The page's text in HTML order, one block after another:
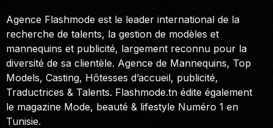
Agence Flashmode est le leader international de la
recherche de talents, la gestion de modèles et
mannequins et publicité, largement reconnu pour la
diversité de sa clientèle. Agence de Mannequins, Top
Models, Casting, Hôtesses d’accueil, publicité,
Traductrices & Talents. Flashmode.tn édite également
le magazine Mode, beauté & lifestyle Numéro 1 en
Tunisie.